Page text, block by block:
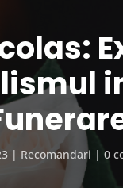
Recomandari 0